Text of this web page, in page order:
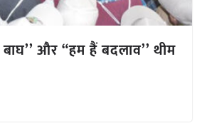
और “हम हैं बदलाव’’ थीम